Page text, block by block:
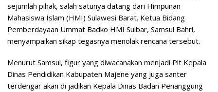
sejumlah pihak, salah satunya datang dari Himpunan
Mahasiswa Islam (HMI) Sulawesi Barat. Ketua Bidang
Pemberdayaan Ummat Badko HMI Sulbar, Samsul Bahri,
menyampaikan sikap tegasnya menolak rencana tersebut.
Menurut Samsul, figur yang diwacanakan menjadi Plt Kepala
Dinas Pendidikan Kabupaten Majene yang juga santer
terdengar akan di jadikan Kepala Dinas Badan Penanggung